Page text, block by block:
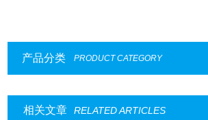
产品分类 PRODUCT CATEGORY
相关文章 RELATED ARTICLES